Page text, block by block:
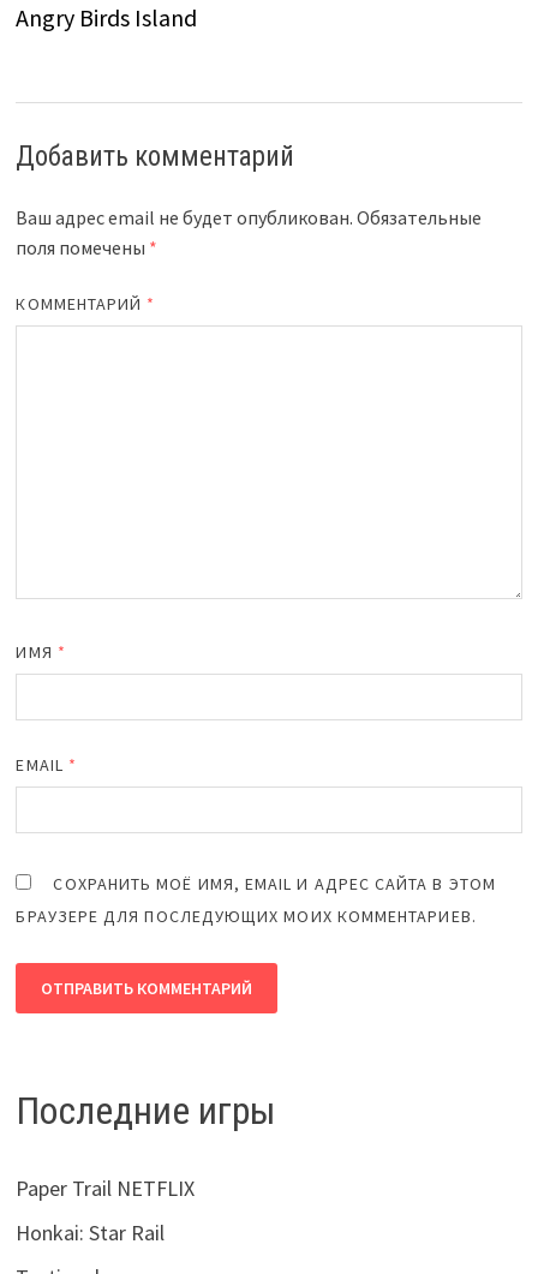
Angry Birds Island
Добавить комментарий
Ваш адрес email не будет опубликован. Обязательные
поля помечены *
КОММЕНТАРИЙ *
ИМЯ *
EMAIL *
СОХРАНИТЬ МОЁ ИМЯ, EMAIL И АДРЕС САЙТА В ЭТОМ
БРАУЗЕРЕ ДЛЯ ПОСЛЕДУЮЩИХ МОИХ КОММЕНТАРИЕВ.
Последние игры
Paper Trail NETFLIX
Honkai: Star Rail